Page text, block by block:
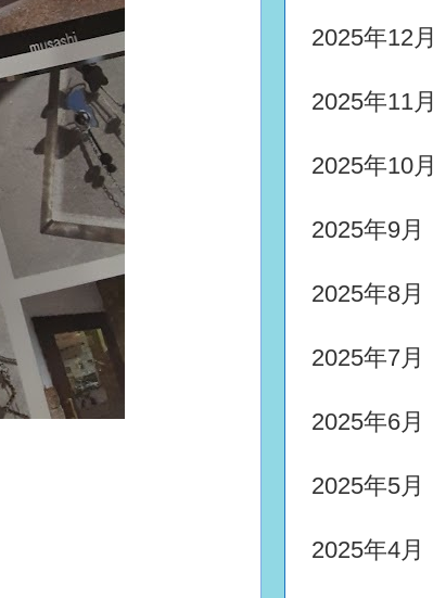
2025年12月
2025年11月
2025年10月
2025年9月
2025年8月
2025年7月
2025年6月
2025年5月
2025年4月